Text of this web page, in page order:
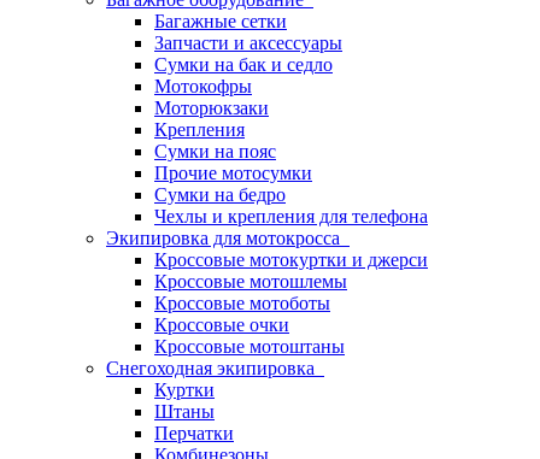
Багажные сетки
Запчасти и аксессуары
Сумки на бак и седло
Мотокофры
Моторюкзаки
Крепления
Сумки на пояс
Прочие мотосумки
Сумки на бедро
Чехлы и крепления для телефона
Экипировка для мотокросса
Кроссовые мотокуртки и джерси
Кроссовые мотошлемы
Кроссовые мотоботы
Кроссовые очки
Кроссовые мотоштаны
Снегоходная экипировка
Куртки
Штаны
Перчатки
Комбинезоны